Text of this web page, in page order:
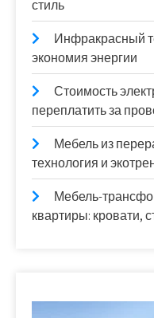
стиль
Инфракрасный
экономия энергии
Стоимость
переплатить за
Мебель из
технология и
Мебель-
квартиры: кровати,